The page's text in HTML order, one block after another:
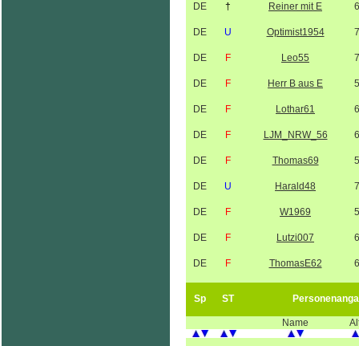
DE † Reiner mit E
DE U Optimist1954
DE F Leo55
DE F Herr B aus E
DE F Lothar61
DE F LJM_NRW_56
DE F Thomas69
DE U Harald48
DE F W1969
DE F Lutzi007
DE F ThomasE62
Sp ST
Name